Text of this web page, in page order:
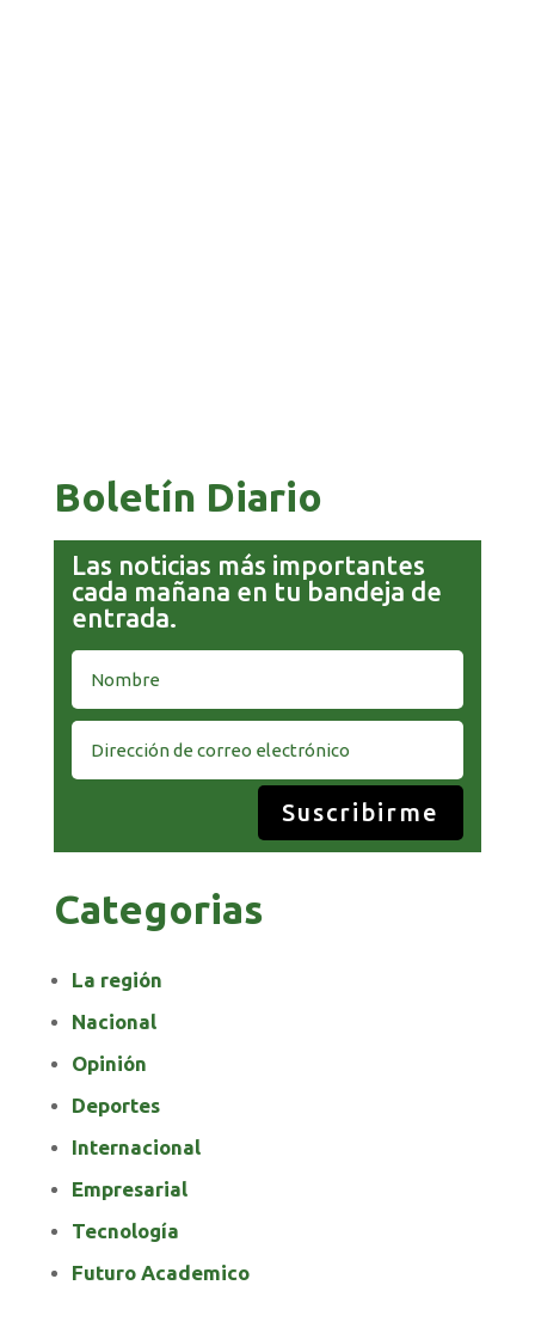
Boletín Diario
Las noticias más importantes
cada mañana en tu bandeja de
entrada.
Suscribirme
Categorias
La región
Nacional
Opinión
Deportes
Internacional
Empresarial
Tecnología
Futuro Academico